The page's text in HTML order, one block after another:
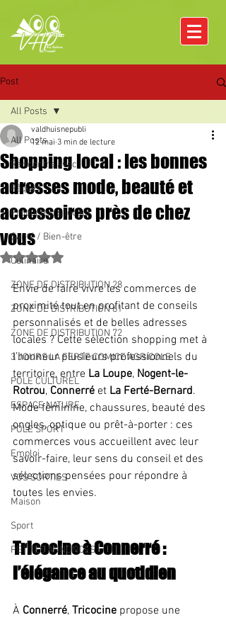
Post
All Posts
Rencontre avec
Pâques
Producteurs locaux
Santé / Bien-être
Culinaire
ZONE DE DISTRIBUTION 28
ZONE DE DISTRIBUTION 61
ZONE DE DISTRIBUTION 72
3 JOURS LA FERTE COMICE AGRICOLE
POLE CULTUREL
ESPACE NATURE
POLE SPORT
Emploi
VOS SORTIES
Maison
Sport
PETITES ANNONCES
All Posts
Shopping local : les bonnes
adresses mode, beauté et
accessoires près de chez
vous
valdhuisnepubli
12 mai 3 min de lecture
Noté NaN étoiles sur 5.
Envie de faire vivre les commerces de
proximité tout en profitant de conseils
personnalisés et de belles adresses
locales ? Cette sélection shopping met à
l’honneur plusieurs professionnels du
territoire, entre La Loupe, Nogent-le-
Rotrou, Connerré et La Ferté-Bernard.
Mode féminine, chaussures, beauté des
ongles, optique ou prêt-à-porter : ces
commerces vous accueillent avec leur
savoir-faire, leur sens du conseil et des
sélections pensées pour répondre à
toutes les envies.
Tricocine à Connerré :
l’élégance au quotidien
À Connerré, Tricocine propose une